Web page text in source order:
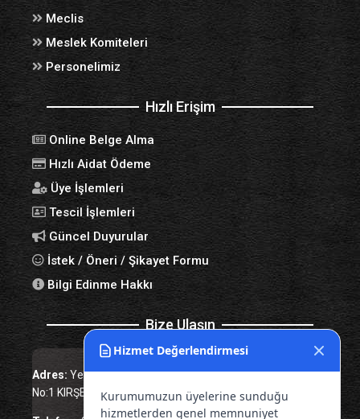
Meclis
Meslek Komiteleri
Personelimiz
Hızlı Erişim
Online Belge Alma
Hızlı Aidat Ödeme
Üye İşlemleri
Tescil İşlemleri
Güncel Duyurular
İstek / Öneri / Şikayet Formu
Bilgi Edinme Hakkı
Bize Ulaşın
Adres: Yenice Mah. Atatürk Cad. Tüccarlar İşhanı Kat:1
No:1 KIRŞEHİR / TÜRKİYE
Hizmet Değerlendirmesi
Kurumumuzun üyelerine sunduğu
hizmetlerden genel memnuniyet